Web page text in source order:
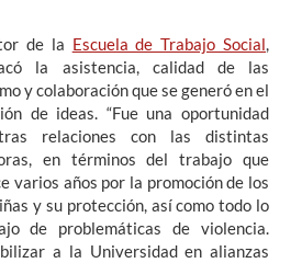
de la Escuela de Trabajo Social,
la asistencia, calidad de las
y colaboración que se generó en el
de ideas. “Fue una oportunidad
relaciones con las distintas
en términos del trabajo que
varios años por la promoción de los
y su protección, así como todo lo
de problemáticas de violencia.
a la Universidad en alianzas